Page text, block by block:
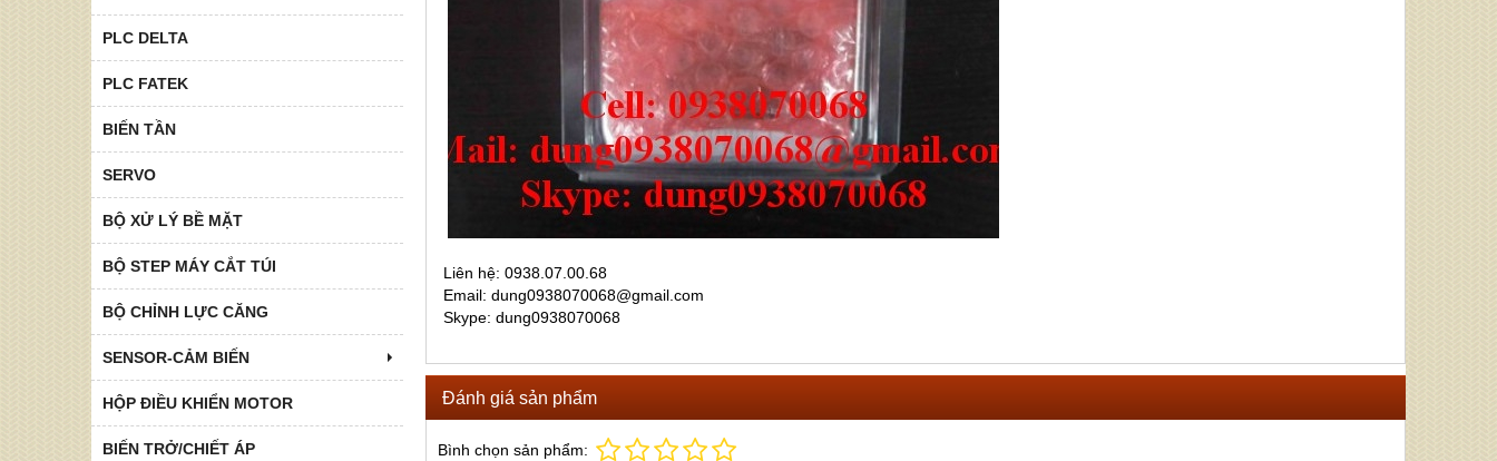
PLC DELTA
PLC FATEK
BIẾN TẦN
SERVO
BỘ XỬ LÝ BỀ MẶT
BỘ STEP MÁY CẮT TÚI
BỘ CHỈNH LỰC CĂNG
SENSOR-CẢM BIẾN
HỘP ĐIỀU KHIỂN MOTOR
BIẾN TRỞ/CHIẾT ÁP
Liên hệ: 0938.07.00.68
Email: dung0938070068@gmail.com
Skype: dung0938070068
Đánh giá sản phẩm
Bình chọn sản phẩm: